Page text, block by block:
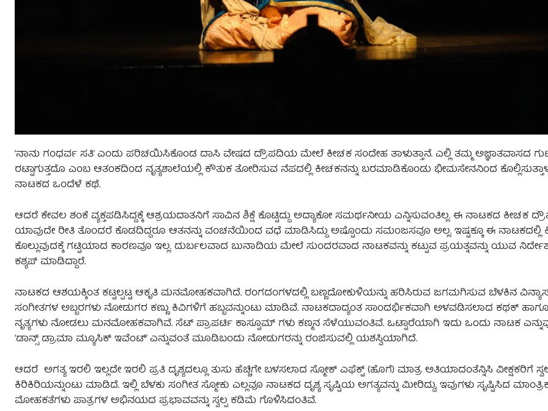
‘ನಾನು ಗಂಧರ್ವ ಸತಿ’ ಎಂದು ಪರಿಚಯಿಸಿಕೊಂಡ ದಾಸಿ ವೇಷದ ದ್ರೌಪದಿಯ ಮೇಲೆ ಕೀಚಕ ಸಂದೇಹ ತಾಳುತ್ತಾನೆ. ಎಲ್ಲಿ ತಮ್ಮ ಅಜ್ಞಾತವಾಸದ
ರಟ್ಟಾಗುತ್ತದೊ ಎಂಬ ಆತಂಕದಿಂದ ನೃತ್ಯಶಾಲೆಯಲ್ಲಿ ಕೌತುಕ ತೋರಿಸುವ ನೆಪದಲ್ಲಿ ಕೀಚಕನನ್ನು ಬರಮಾಡಿಕೊಂಡು ಭೀಮಸೇನನಿಂದ
ನಾಟಕದ ಒಂದೆಳೆ ಕಥೆ.
ಆದರೆ ಕೇವಲ ಶಂಕೆ ವ್ಯಕ್ತಪಡಿಸಿದ್ದಕ್ಕೆ ಆಶ್ರಯದಾತನಿಗೆ ಸಾವಿನ ಶಿಕ್ಷೆ ಕೊಟ್ಟಿದ್ದು ಅದ್ಯಾಕೋ ಸಮರ್ಥನೀಯ ಎನ್ನಿಸುವಂತಿಲ್ಲ. ಈ ನಾಟಕದ ಕೀಚಕ
ಯಾವುದೇ ರೀತಿ ತೊಂದರೆ ಕೊಡದಿದ್ದರೂ ಆತನನ್ನು ವಂಚನೆಯಿಂದ ವಧೆ ಮಾಡಿಸಿದ್ದು ಅಷ್ಟೊಂದು ಸಮಂಜಸವೂ ಅಲ್ಲ. ಇಷ್ಟಕ್ಕೂ ಈ ನಾಟಕದಲ್ಲಿ
ಕೊಲ್ಲುವುದಕ್ಕೆ ಗಟ್ಟಿಯಾದ ಕಾರಣವೂ ಇಲ್ಲ. ದುರ್ಬಲವಾದ ಬುನಾದಿಯ ಮೇಲೆ ಸುಂದರವಾದ ನಾಟಕವನ್ನು ಕಟ್ಟುವ ಪ್ರಯತ್ನವನ್ನು ಯುವ
ಕಶ್ಯಪ್ ಮಾಡಿದ್ದಾರೆ.
ನಾಟಕದ ಆಶಯಕ್ಕಿಂತ ಕಟ್ಟಲ್ಪಟ್ಟ ಆಕೃತಿ ಮನಮೋಹಕವಾಗಿದೆ. ರಂಗದಂಗಳದಲ್ಲಿ ಬಣ್ಣದೋಕುಳಿಯನ್ನು ಹರಿಸಿರುವ ಜಗಮಗಿಸುವ ಬೆಳಕಿನ
ಸಂಗೀತಗಳ ಅಬ್ಬರಗಳು ನೋಡುಗರ ಕಣ್ಣು ಕಿವಿಗಳಿಗೆ ಹಬ್ಬವನ್ನುಂಟು ಮಾಡಿವೆ. ನಾಟಕದಾದ್ಯಂತ ಸಾಂದರ್ಭಿಕವಾಗಿ ಅಳವಡಿಸಲಾದ ಕಥಕ್
ನೃತ್ಯಗಳು ನೋಡಲು ಮನಮೋಹಕವಾಗಿವೆ. ಸೆಟ್ ಪ್ರಾಪರ್ಟಿ ಕಾಸ್ಟೂಮ್‌ ಗಳು ಕಣ್ಮನ ಸೆಳೆಯುವಂತಿವೆ. ಒಟ್ಟಾರೆಯಾಗಿ ಇದು ಒಂದು ನಾಟಕ
‘ಡಾನ್ಸ್ ಡ್ರಾಮಾ ಮ್ಯೂಸಿಕ್ ಇವೆಂಟ್’ ಎನ್ನುವಂತೆ ಮೂಡಿಬಂದು ನೋಡುಗರನ್ನು ರಂಜಿಸುವಲ್ಲಿ ಯಶಸ್ವಿಯಾಗಿದೆ.
ಆದರೆ ಅಗತ್ಯ ಇರಲಿ ಇಲ್ಲದೇ ಇರಲಿ ಪ್ರತಿ ದೃಶ್ಯದಲ್ಲೂ ತುಸು ಹೆಚ್ಚಿಗೇ ಬಳಸಲಾದ ಸ್ಮೋಕ್ ಎಫೆಕ್ಟ್ (ಹೊಗೆ) ಮಾತ್ರ ಅತಿಯಾದಂತೆನ್ನಿಸಿ ವೀಕ್ಷಕರಿಗೆ
ಕಿರಿಕಿರಿಯನ್ನುಂಟು ಮಾಡಿದೆ. ಇಲ್ಲಿ ಬೆಳಕು ಸಂಗೀತ ಸ್ಮೋಕು ಎಲ್ಲವೂ ನಾಟಕದ ದೃಶ್ಯ ಸೃಷ್ಟಿಯ ಅಗತ್ಯವನ್ನು ಮೀರಿದ್ದು, ಇವುಗಳು ಸೃಷ್ಟಿಸಿದ
ಮೋಹಕತೆಗಳು ಪಾತ್ರಗಳ ಅಭಿನಯದ ಪ್ರಭಾವವನ್ನು ಸ್ವಲ್ಪ ಕಡಿಮೆ ಗೊಳಿಸಿದಂತಿವೆ.